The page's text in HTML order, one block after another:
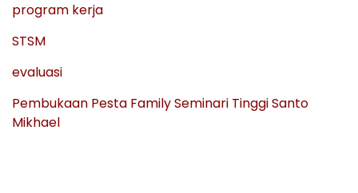
program kerja
STSM
evaluasi
Pembukaan Pesta Family Seminari Tinggi Santo
Mikhael